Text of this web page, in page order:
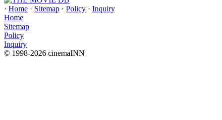
· Home · Sitemap · Policy · Inquiry
Home
Sitemap
Policy
Inquiry
© 1998-2026 cinemaINN